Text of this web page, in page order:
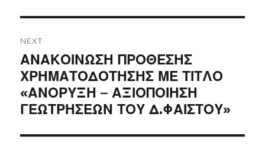
NEXT
Next
post:
ΑΝΑΚΟΙΝΩΣΗ ΠΡΟΘΕΣΗΣ
ΧΡΗΜΑΤΟΔΟΤΗΣΗΣ ΜΕ ΤΙΤΛΟ
«ΑΝΟΡΥΞΗ – ΑΞΙΟΠΟΙΗΣΗ
ΓΕΩΤΡΗΣΕΩΝ ΤΟΥ Δ.ΦΑΙΣΤΟΥ»